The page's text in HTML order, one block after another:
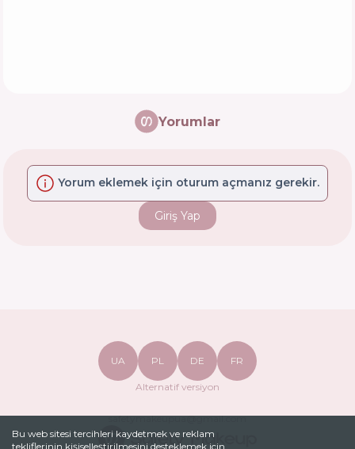
Bu web sitesi tercihleri ​​kaydetmek ve reklam
tekliflerinin kişiselleştirilmesini desteklemek için
Yorumlar
Yorum eklemek için oturum açmanız gerekir.
Giriş Yap
UA PL DE FR
Alternatif versiyon
safetymakeupua@gmail.com